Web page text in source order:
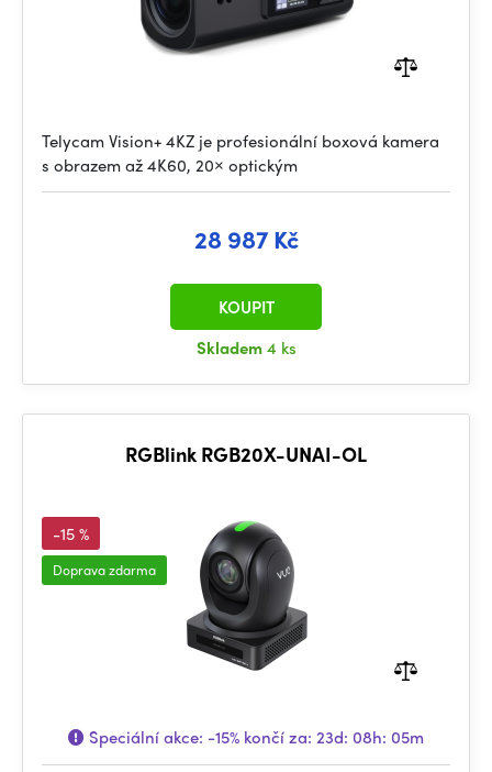
Telycam Vision+ 4KZ je profesionální boxová kamera
s obrazem až 4K60, 20× optickým
28 987 Kč
Skladem4 ks
KOUPIT
RGBlink RGB20X-UNAI-OL
-15 %
Doprava zdarma
Speciální akce: -15% končí za: 23d: 08h: 05m